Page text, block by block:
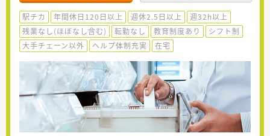
駅チカ 年間休日120日以上 週休2.5日以上
週32h以上
残業なし(ほぼなし含む)
転勤なし 教育制度あり
シフト制
大手チェーン以外
ヘルプ体制充実 在宅